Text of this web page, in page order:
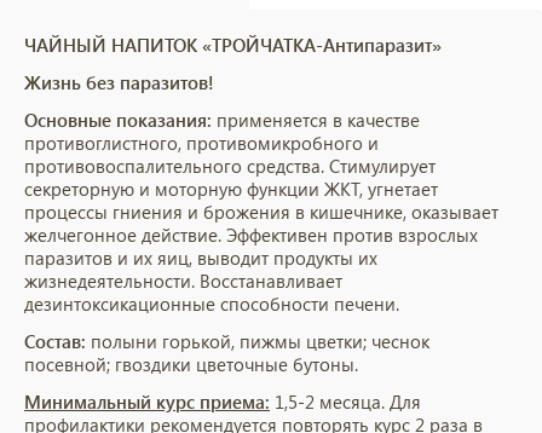
ЧАЙНЫЙ НАПИТОК «ТРОЙЧАТКА-Антипаразит»
Жизнь без паразитов!
Основные показания: применяется в качестве
противоглистного, противомикробного и
противовоспалительного средства. Стимулирует
секреторную и моторную функции ЖКТ, угнетает
процессы гниения и брожения в кишечнике, оказывает
желчегонное действие. Эффективен против взрослых
паразитов и их яиц, выводит продукты их
жизнедеятельности. Восстанавливает
дезинтоксикационные способности печени.
Состав: полыни горькой, пижмы цветки; чеснок
посевной; гвоздики цветочные бутоны.
Минимальный курс приема: 1,5-2 месяца. Для
профилактики рекомендуется повторять курс 2 раза в